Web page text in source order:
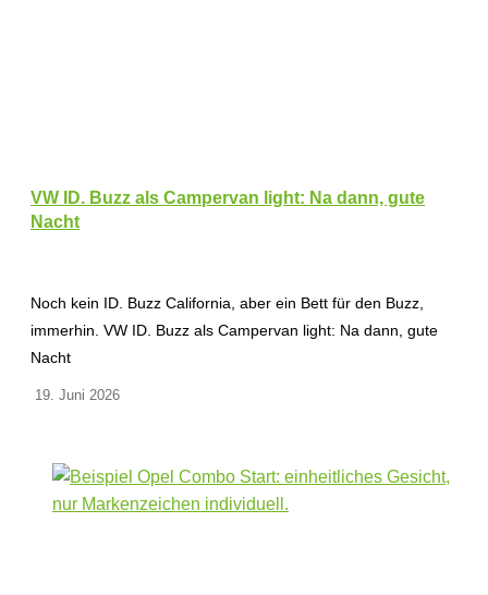
VW ID. Buzz als Campervan light: Na dann, gute
Nacht
Noch kein ID. Buzz California, aber ein Bett für den Buzz,
immerhin. VW ID. Buzz als Campervan light: Na dann, gute
Nacht
19. Juni 2026